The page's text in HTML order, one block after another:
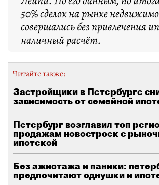
50% сделок на рынке
совершались без привлечения
наличный расчёт.
Читайте также:
Застройщики в Петербурге
зависимость от семейной
Петербург возглавил топ
продажам новостроек с
ипотекой
Без ажиотажа и паники:
предпочитают однушки и